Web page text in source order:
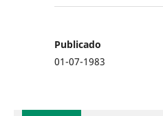
Publicado
01-07-1983